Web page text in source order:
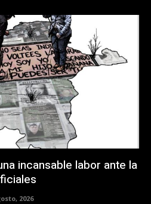
incansable labor ante la
2026